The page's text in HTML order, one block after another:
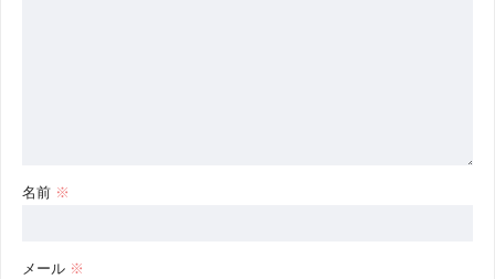
名前 ※
メール ※